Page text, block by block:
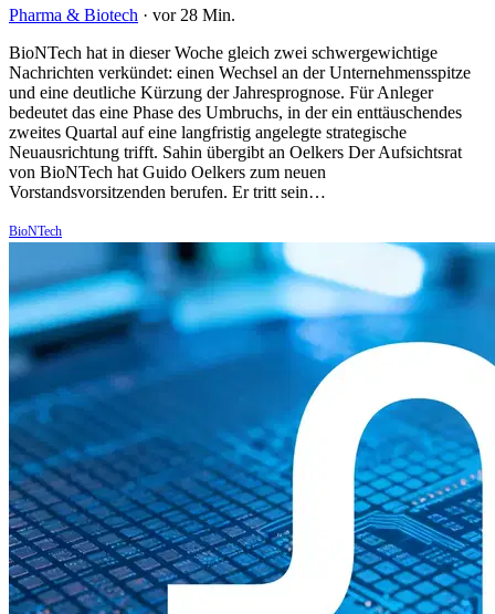
Pharma & Biotech · vor 28 Min.
BioNTech hat in dieser Woche gleich zwei schwergewichtige
Nachrichten verkündet: einen Wechsel an der Unternehmensspitze
und eine deutliche Kürzung der Jahresprognose. Für Anleger
bedeutet das eine Phase des Umbruchs, in der ein enttäuschendes
zweites Quartal auf eine langfristig angelegte strategische
Neuausrichtung trifft. Sahin übergibt an Oelkers Der Aufsichtsrat
von BioNTech hat Guido Oelkers zum neuen
Vorstandsvorsitzenden berufen. Er tritt sein…
BioNTech